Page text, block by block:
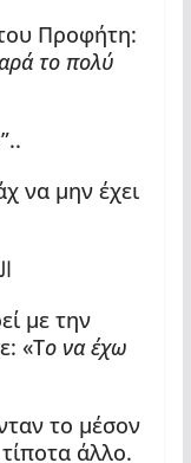
Προφήτη:
το πολύ
” ما قلّ وكفى, خير مما كثر وألهى”..
να μην έχει
με την
«Το να έχω
το μέσον
άλλο.